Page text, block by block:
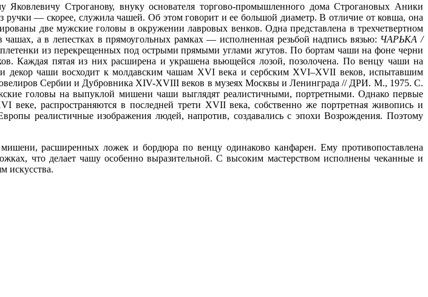
Строганову, внуку основателя торгово-промышленного дома Строгановых Аники
― скорее, служила чашей. Об этом говорит и ее большой диаметр. В отличие от ковша, она
две мужские головы в окружении лавровых венков. Одна представлена в трехчетвертном
а в лепестках в прямоугольных рамках — исполненная резьбой надпись вязью: ЧАРЬКА /
из перекрещенных под острыми прямыми углами жгутов. По бортам чаши на фоне черни
Каждая пятая из них расширена и украшена вьющейся лозой, позолочена. По венцу чаши на
чаши восходит к молдавским чашам XVI века и сербским XVI–XVII веков, испытавшим
Сербии и Дубровника XIV-XVIII веков в музеях Москвы и Ленинграда // ДРИ. М., 1975. С.
головы на выпуклой мишени чаши выглядят реалистичными, портретными. Однако первые
распространяются в последней трети XVII века, собственно же портретная живопись и
реалистичные изображения людей, напротив, создавались с эпохи Возрождения. Поэтому
расширенных ложек и бордюра по венцу одинаково канфарен. Ему противопоставлена
что делает чашу особенно выразительной. С высоким мастерством исполнены чеканные и
искусства.